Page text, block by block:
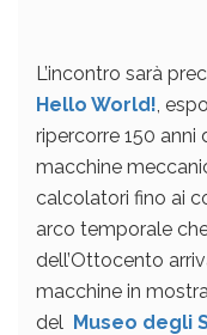
L’incontro sarà
Hello World! ,
ripercorre 150 anni
macchine
calcolatori fino ai
arco temporale
dell’Ottocento
macchine in
del Museo degli